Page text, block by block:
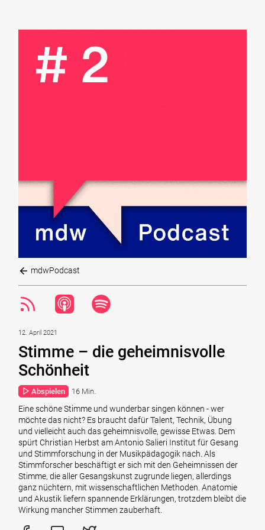
mdwPodcast
12. April 2021
Stimme – die geheimnisvolle
Schönheit
Abspielen 16 Min.
Eine schöne Stimme und wunderbar singen können - wer
möchte das nicht? Es braucht dafür Talent, Technik, Übung
und vielleicht auch das geheimnisvolle, gewisse Etwas. Dem
spürt Christian Herbst am Antonio Salieri Institut für Gesang
und Stimmforschung in der Musikpädagogik nach. Als
Stimmforscher beschäftigt er sich mit den Geheimnissen der
Stimme, die aller Gesangskunst zugrunde liegen, allerdings
ganz nüchtern, mit wissenschaftlichen Methoden. Anatomie
und Akustik liefern spannende Erklärungen, trotzdem bleibt die
Wirkung mancher Stimmen zauberhaft.